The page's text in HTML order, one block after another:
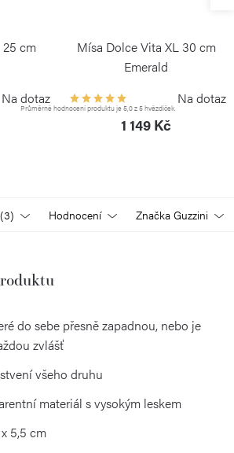
cm
Na dotaz
Mísa Dolce Vita XL 30 cm
Emerald
Průměrné hodnocení produktu je 5,0 z 5 hvězdiček.
Na dotaz
1 149 Kč
Hodnocení Značka Guzzini
do sebe přesně zapadnou, nebo je
zvlášť
všeho druhu
materiál s vysokým leskem
5,5 cm